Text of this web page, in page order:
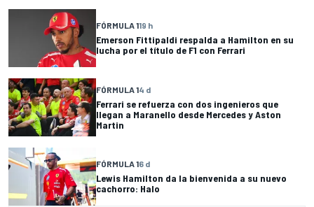
FÓRMULA 119 h
Emerson Fittipaldi respalda a Hamilton en su
lucha por el título de F1 con Ferrari
FÓRMULA 14 d
Ferrari se refuerza con dos ingenieros que
llegan a Maranello desde Mercedes y Aston
Martin
FÓRMULA 16 d
Lewis Hamilton da la bienvenida a su nuevo
cachorro: Halo